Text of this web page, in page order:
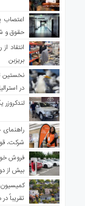
اعتصاب
حقوق و
انتقاد
بریزبن
نخستین
در
شرکت،
فروش
بیش از
تقریباً